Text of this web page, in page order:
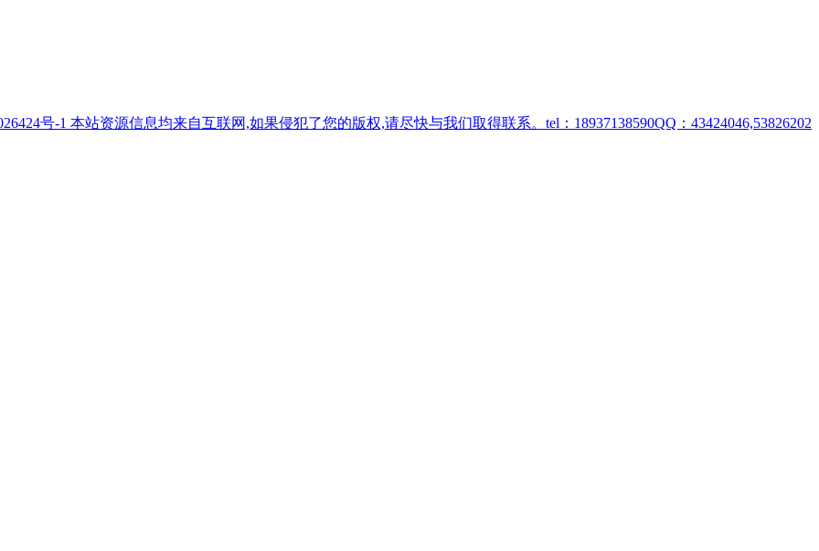
号-1 本站资源信息均来自互联网,如果侵犯了您的版权,请尽快与我们取得联系。tel：18937138590QQ：43424046,53826202